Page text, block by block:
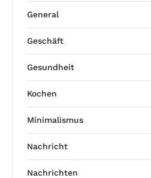
General
Geschäft
Gesundheit
Kochen
Minimalismus
Nachricht
Nachrichten